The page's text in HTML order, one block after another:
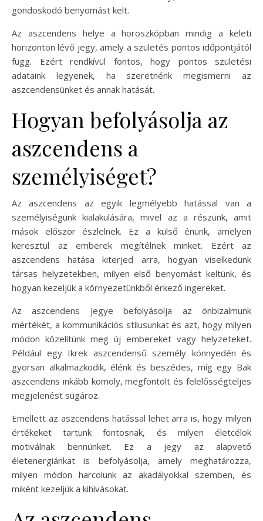
gondoskodó benyomást kelt.
Az aszcendens helye a horoszkópban mindig a keleti
horizonton lévő jegy, amely a születés pontos időpontjától
függ. Ezért rendkívül fontos, hogy pontos születési
adataink legyenek, ha szeretnénk megismerni az
aszcendensünket és annak hatását.
Hogyan befolyásolja az
aszcendens a
személyiséget?
Az aszcendens az egyik legmélyebb hatással van a
személyiségünk kialakulására, mivel az a részünk, amit
mások először észlelnek. Ez a külső énünk, amelyen
keresztül az emberek megítélnek minket. Ezért az
aszcendens hatása kiterjed arra, hogyan viselkedünk
társas helyzetekben, milyen első benyomást keltünk, és
hogyan kezeljük a környezetünkből érkező ingereket.
Az aszcendens jegye befolyásolja az önbizalmunk
mértékét, a kommunikációs stílusunkat és azt, hogy milyen
módon közelítünk meg új embereket vagy helyzeteket.
Például egy Ikrek aszcendensű személy könnyedén és
gyorsan alkalmazkodik, élénk és beszédes, míg egy Bak
aszcendens inkább komoly, megfontolt és felelősségteljes
megjelenést sugároz.
Emellett az aszcendens hatással lehet arra is, hogy milyen
értékeket tartunk fontosnak, és milyen életcélok
motiválnak bennünket. Ez a jegy az alapvető
életenergiánkat is befolyásolja, amely meghatározza,
milyen módon harcolunk az akadályokkal szemben, és
miként kezeljük a kihívásokat.